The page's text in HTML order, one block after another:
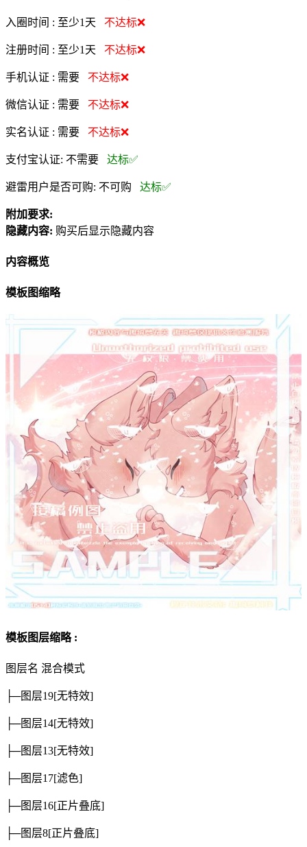
入圈时间 : 至少1天 不达标❌
注册时间 : 至少1天 不达标❌
手机认证 : 需要 不达标❌
微信认证 : 需要 不达标❌
实名认证 : 需要 不达标❌
支付宝认证: 不需要 达标✅
避雷用户是否可购: 不可购 达标✅
附加要求:
隐藏内容: 购买后显示隐藏内容
内容概览
模板图缩略
模板图层缩略 :
图层名 混合模式
├─图层19[无特效]
├─图层14[无特效]
├─图层13[无特效]
├─图层17[滤色]
├─图层16[正片叠底]
├─图层8[正片叠底]